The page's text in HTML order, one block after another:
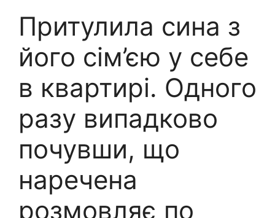
Притулила сина з
його сім’єю у себе
в квартирі. Одного
разу випадково
почувши, що
наречена
розмовляє по